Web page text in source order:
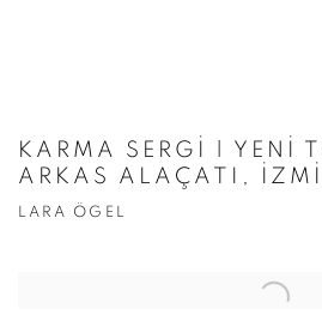
KARMA SERGİ | YENİ
ARKAS ALAÇATI,
LARA ÖGEL
Open a larger version of the following